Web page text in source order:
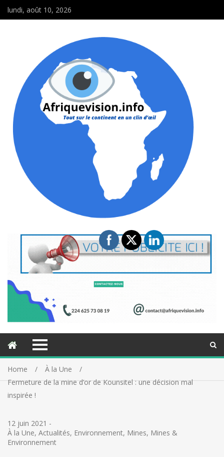
lundi, août 10, 2026
Home
À la Une
Fermeture de la mine d’or de Kounsitel : une décision mal
inspirée !
12 juin 2021 -
À la Une, Actualités, Environnement, Mines, Mines &
Environnement